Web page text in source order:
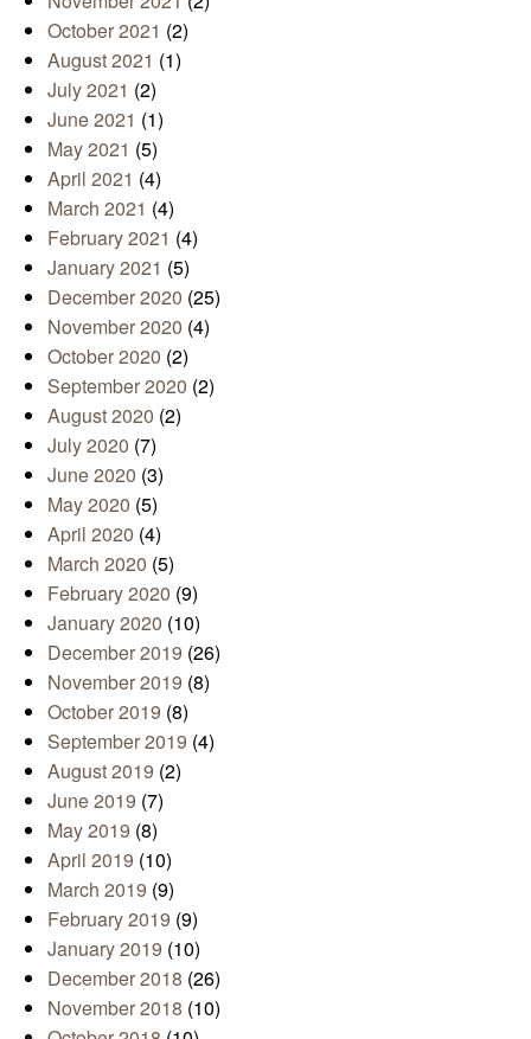
October 2021 (2)
August 2021 (1)
July 2021 (2)
June 2021 (1)
May 2021 (5)
April 2021 (4)
March 2021 (4)
February 2021 (4)
January 2021 (5)
December 2020 (25)
November 2020 (4)
October 2020 (2)
September 2020 (2)
August 2020 (2)
July 2020 (7)
June 2020 (3)
May 2020 (5)
April 2020 (4)
March 2020 (5)
February 2020 (9)
January 2020 (10)
December 2019 (26)
November 2019 (8)
October 2019 (8)
September 2019 (4)
August 2019 (2)
June 2019 (7)
May 2019 (8)
April 2019 (10)
March 2019 (9)
February 2019 (9)
January 2019 (10)
December 2018 (26)
November 2018 (10)